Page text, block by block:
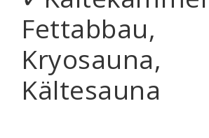
Fettabbau,
Kryosauna,
Kältesauna